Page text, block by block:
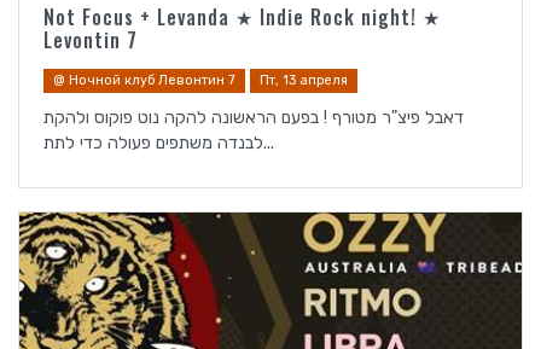
Not Focus + Levanda ★ Indie Rock night! ★
Levontin 7
@ Ночной клуб Левонтин 7 Пт, 13 апреля
דאבל פיצ"ר מטורף ! בפעם הראשונה להקה נוט פוקוס ולהקת
לבנדה משתפים פעולה כדי לתת...